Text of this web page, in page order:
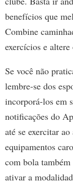
benefícios que
Combine
exercícios e
Se você não
lembre-se dos
incorporá-los em
notificações do
até se exercitar
equipamentos
com bola também
ativar a